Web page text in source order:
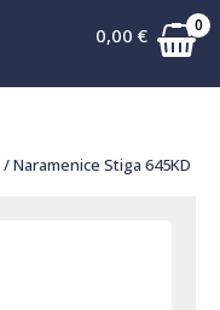
0,00 € 0
/ Naramenice Stiga 645KD